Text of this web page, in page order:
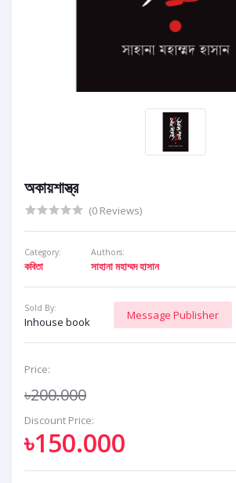
অকায়শাস্ত্র
(0 Reviews)
Category:
কবিতা
Authors:
সাহানা মহাম্মদ হাসান
Sold By:
Inhouse book
Message Publisher
Price:
৳200.000
Discount Price:
৳150.000